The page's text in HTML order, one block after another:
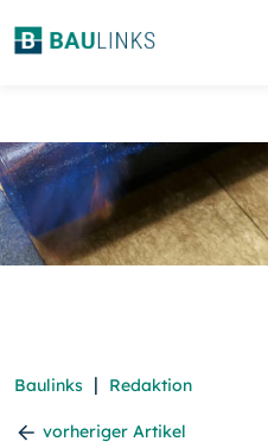
Baulinks | Redaktion
vorheriger Artikel